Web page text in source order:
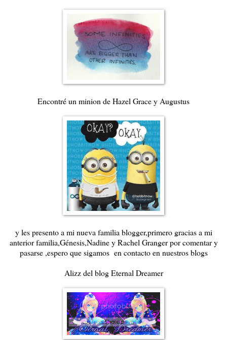
Encontré un minion de Hazel Grace y Augustus
y les presento a mi nueva familia blogger,primero gracias a mi
anterior familia,Génesis,Nadine y Rachel Granger por comentar y
pasarse ,espero que sigamos en contacto en nuestros blogs
Alizz del blog Eternal Dreamer